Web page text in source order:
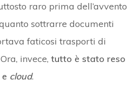
raro prima dell’avvento
sottrarre documenti
faticosi trasporti di
invece, tutto è stato reso
cloud.